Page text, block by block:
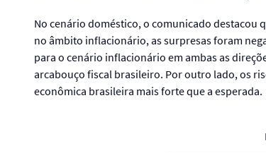
No cenário doméstico, o comunicado destacou
no âmbito inflacionário, as surpresas foram
para o cenário inflacionário em ambas as
arcabouço fiscal brasileiro. Por outro lado, os
econômica brasileira mais forte que a esperada.